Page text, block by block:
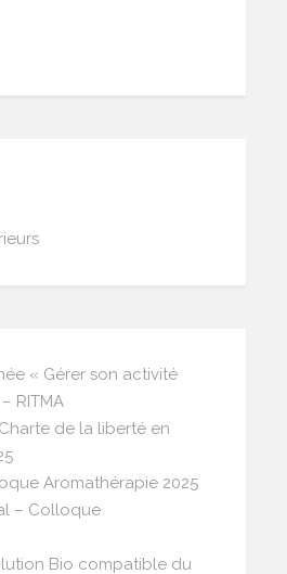
« Gérer son activité
RITMA
de la liberté en
Aromathérapie 2025
– Colloque
Bio compatible du